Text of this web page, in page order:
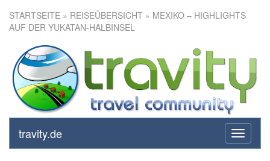
STARTSEITE » REISEÜBERSICHT » MEXIKO – HIGHLIGHTS
AUF DER YUKATAN-HALBINSEL
toggle
travity.de
Mexiko – Highlights auf der
Yukatan-Halbinsel